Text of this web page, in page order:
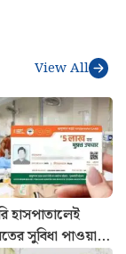
View All
হাসপাতালেই
সুবিধা পাওয়া